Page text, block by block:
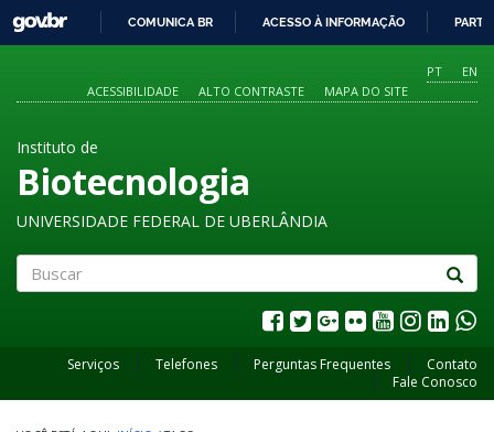
O
CONTEÚDO
GOVBR
COMUNICA BR ACESSO À INFORMAÇÃO
PT
EN
ACESSIBILIDADE
ALTO CONTRASTE MAPA DO SITE
Instituto de
Biotecnologia
UNIVERSIDADE FEDERAL DE UBERLÂNDIA
Serviços Telefones Perguntas Frequentes
Contato
Fale Conosco